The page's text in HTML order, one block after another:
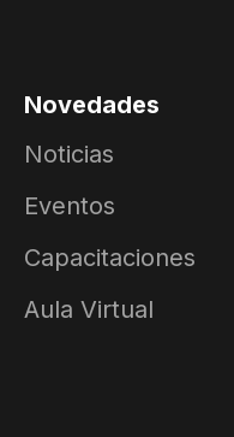
Novedades
Noticias
Eventos
Capacitaciones
Aula Virtual